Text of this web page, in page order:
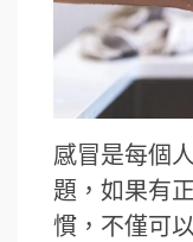
感冒是每個
題，如果有
慣，不僅可